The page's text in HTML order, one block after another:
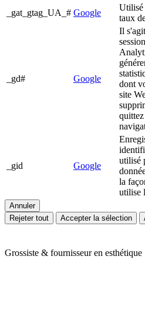
_gat_gtag_UA_# Google
Utilisé
taux
_gd# Google
Il
dont
site
_gid Google
utilisé
la
utilise
Annuler
Rejeter tout
Accepter la sélection
Grossiste & fournisseur en esthétique